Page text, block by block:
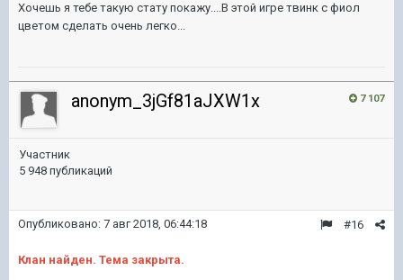
Хочешь я тебе такую стату покажу....В этой игре твинк с фиол
цветом сделать очень легко...
7 107
anonym_3jGf81aJXW1x
Участник
5 948 публикаций
#16
Опубликовано: 7 авг 2018, 06:44:18
Клан найден. Тема закрыта.